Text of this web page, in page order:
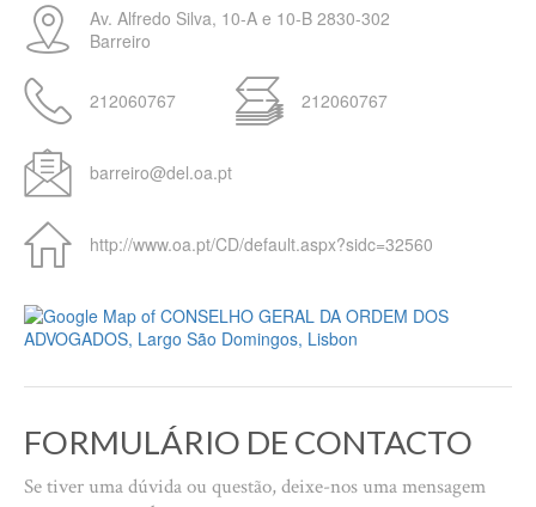
Av. Alfredo Silva, 10-A e 10-B 2830-302
Barreiro
212060767 212060767
barreiro@del.oa.pt
http://www.oa.pt/CD/default.aspx?sidc=32560
FORMULÁRIO DE CONTACTO
Se tiver uma dúvida ou questão, deixe-nos uma mensagem